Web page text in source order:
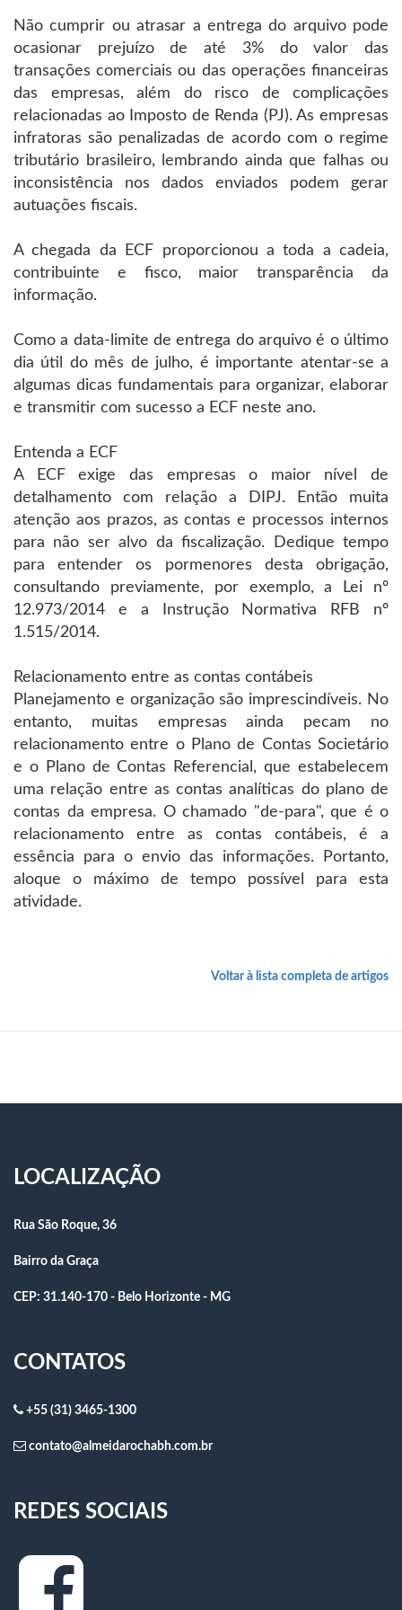
Não cumprir ou atrasar a entrega do arquivo pode
ocasionar prejuízo de até 3% do valor das
transações comerciais ou das operações financeiras
das empresas, além do risco de complicações
relacionadas ao Imposto de Renda (PJ). As empresas
infratoras são penalizadas de acordo com o regime
tributário brasileiro, lembrando ainda que falhas ou
inconsistência nos dados enviados podem gerar
autuações fiscais.
A chegada da ECF proporcionou a toda a cadeia,
contribuinte e fisco, maior transparência da
informação.
Como a data-limite de entrega do arquivo é o último
dia útil do mês de julho, é importante atentar-se a
algumas dicas fundamentais para organizar, elaborar
e transmitir com sucesso a ECF neste ano.
Entenda a ECF
A ECF exige das empresas o maior nível de
detalhamento com relação a DIPJ. Então muita
atenção aos prazos, as contas e processos internos
para não ser alvo da fiscalização. Dedique tempo
para entender os pormenores desta obrigação,
consultando previamente, por exemplo, a Lei nº
12.973/2014 e a Instrução Normativa RFB nº
1.515/2014.
Relacionamento entre as contas contábeis
Planejamento e organização são imprescindíveis. No
entanto, muitas empresas ainda pecam no
relacionamento entre o Plano de Contas Societário
e o Plano de Contas Referencial, que estabelecem
uma relação entre as contas analíticas do plano de
contas da empresa. O chamado "de-para", que é o
relacionamento entre as contas contábeis, é a
essência para o envio das informações. Portanto,
aloque o máximo de tempo possível para esta
atividade.
Voltar à lista completa de artigos
LOCALIZAÇÃO
Rua São Roque, 36
Bairro da Graça
CEP: 31.140-170 - Belo Horizonte - MG
CONTATOS
+55 (31) 3465-1300
contato@almeidarochabh.com.br
REDES SOCIAIS